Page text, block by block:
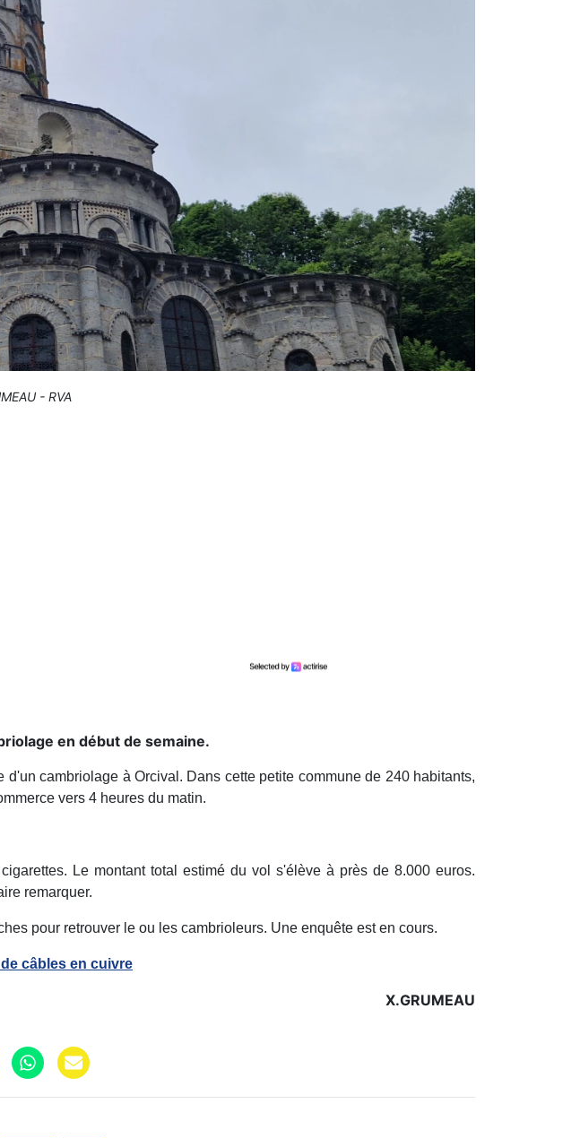
- RVA
en début de semaine.
cambriolage à Orcival. Dans cette petite commune de 240 habitants,
vers 4 heures du matin.
Le montant total estimé du vol s'élève à près de 8.000 euros.
remarquer.
pour retrouver le ou les cambrioleurs. Une enquête est en cours.
câbles en cuivre
X.GRUMEAU